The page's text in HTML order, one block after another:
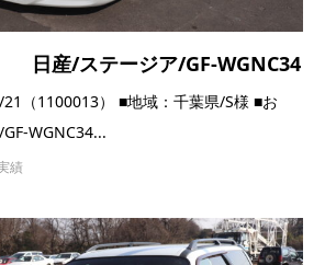
産/ステージア/GF-WGNC34
（1100013） ■地域：千葉県/S様 ■お
WGNC34...
績